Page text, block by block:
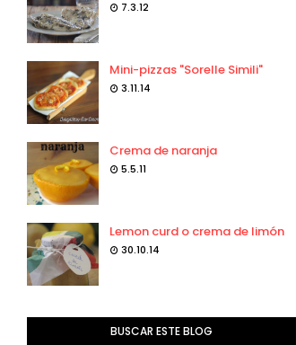
7.3.12
Mini-pizzas "Sorelle Simili"
3.11.14
Crema de naranja
5.5.11
Lemon curd o crema de limón
30.10.14
BUSCAR ESTE BLOG